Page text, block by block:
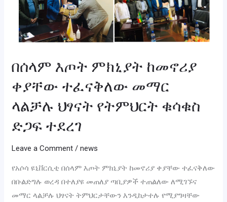
በሰላም እጦት ምክኒያት ከመኖሪያ
ቀያቸው ተፈናቅለው መማር
ላልቻሉ ህፃናት የትምህርት ቁሳቁስ
ድጋፍ ተደረገ
Leave a Comment /news
የአሶሳ ዩኒቨርሲቲ በሰላም እጦት ምክኒያት ከመኖሪያ ቀያቸው ተፈናቅለው
በቡልድግሉ ወረዳ በተለያዩ መጠለያ ጣቢያዎች ተጠልለው ለሚገኙና
መማር ላልቻሉ ህፃናት ትምህርታቸውን እንዲከታተሉ የሚያግዛቸው
የትምህርት
ቁሳቁስ
ድጋፍ